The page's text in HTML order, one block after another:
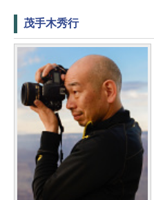
茂手木秀行